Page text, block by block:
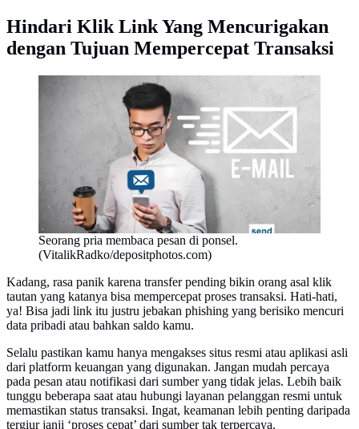
Hindari Klik Link Yang Mencurigakan
dengan Tujuan Mempercepat Transaksi
Seorang pria membaca pesan di ponsel.
(VitalikRadko/depositphotos.com)
Kadang, rasa panik karena transfer pending bikin orang asal klik
tautan yang katanya bisa mempercepat proses transaksi. Hati-hati,
ya! Bisa jadi link itu justru jebakan phishing yang berisiko mencuri
data pribadi atau bahkan saldo kamu.
Selalu pastikan kamu hanya mengakses situs resmi atau aplikasi asli
dari platform keuangan yang digunakan. Jangan mudah percaya
pada pesan atau notifikasi dari sumber yang tidak jelas. Lebih baik
tunggu beberapa saat atau hubungi layanan pelanggan resmi untuk
memastikan status transaksi. Ingat, keamanan lebih penting daripada
tergiur janji ‘proses cepat’ dari sumber tak terpercaya.